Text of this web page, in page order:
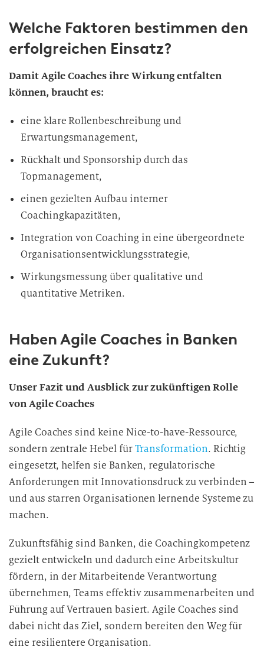
Welche Faktoren bestimmen den
erfolgreichen Einsatz?
Damit Agile Coaches ihre Wirkung entfalten
können, braucht es:
eine klare Rollenbeschreibung und
Erwartungsmanagement,
Rückhalt und Sponsorship durch das
Topmanagement,
einen gezielten Aufbau interner
Coachingkapazitäten,
Integration von Coaching in eine übergeordnete
Organisationsentwicklungsstrategie,
Wirkungsmessung über qualitative und
quantitative Metriken.
Haben Agile Coaches in Banken
eine Zukunft?
Unser Fazit und Ausblick zur zukünftigen Rolle
von Agile Coaches
Agile Coaches sind keine Nice-to-have-Ressource,
sondern zentrale Hebel fürTransformation. Richtig
eingesetzt, helfen sie Banken, regulatorische
Anforderungen mit Innovationsdruck zu verbinden –
und aus starren Organisationen lernende Systeme zu
machen.
Zukunftsfähig sind Banken, die Coachingkompetenz
gezielt entwickeln und dadurch eine Arbeitskultur
fördern, in der Mitarbeitende Verantwortung
übernehmen, Teams effektiv zusammenarbeiten und
Führung auf Vertrauen basiert. Agile Coaches sind
dabei nicht das Ziel, sondern bereiten den Weg für
eine resilientere Organisation.